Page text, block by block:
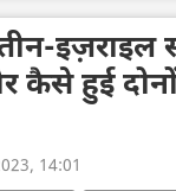
राष्ट्रीय सुरक्षा
इज़राइल
हुई
14:01